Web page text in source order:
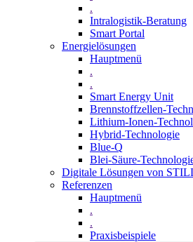
.
Intralogistik-Beratung
Smart Portal
Energielösungen
Hauptmenü
.
.
Smart Energy Unit
Brennstoffzellen-
Lithium-Ionen-
Hybrid-Technologie
Blue-Q
Blei-Säure-
Digitale Lösungen von
Referenzen
Hauptmenü
.
.
Praxisbeispiele